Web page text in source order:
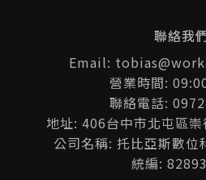
聯絡我
Email:
營業時間:
聯絡電話:
地址: 406台中市北屯區
公司名稱: 托比亞斯數位
統編: